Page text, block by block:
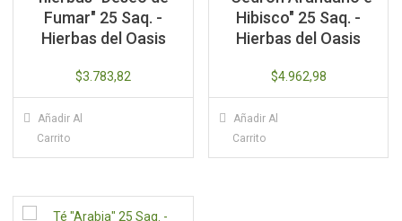
Fumar" 25 Saq. -
Hierbas del Oasis
$3.783,82
Añadir Al
Carrito
Hibisco" 25 Saq. -
Hierbas del Oasis
$4.962,98
Añadir Al
Carrito